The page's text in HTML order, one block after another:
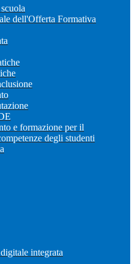
dell'Offerta Formativa
e formazione per il
degli studenti
integrata